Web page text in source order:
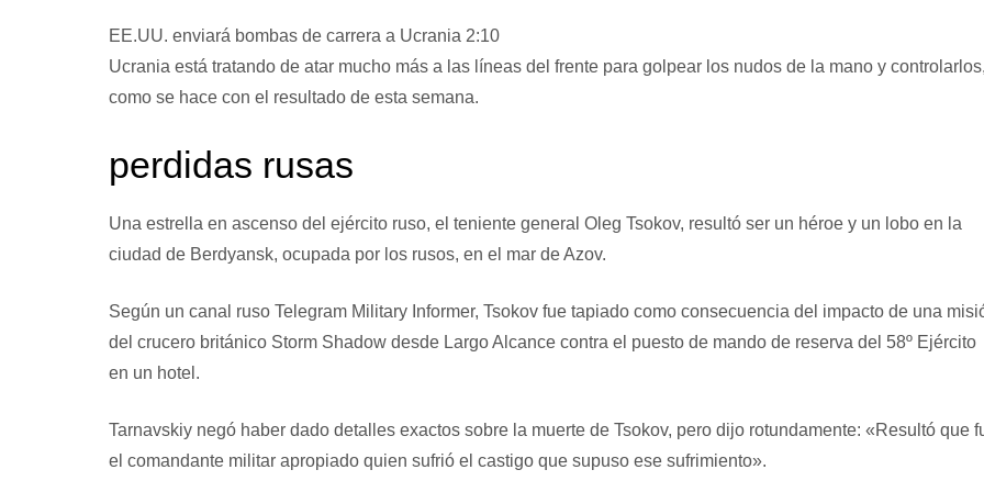
EE.UU. enviará bombas de carrera a Ucrania 2:10
Ucrania está tratando de atar mucho más a las líneas del frente para golpear los nudos de la mano y controlarlos,
como se hace con el resultado de esta semana.
perdidas rusas
Una estrella en ascenso del ejército ruso, el teniente general Oleg Tsokov, resultó ser un héroe y un lobo en la
ciudad de Berdyansk, ocupada por los rusos, en el mar de Azov.
Según un canal ruso Telegram Military Informer, Tsokov fue tapiado como consecuencia del impacto de una
del crucero británico Storm Shadow desde Largo Alcance contra el puesto de mando de reserva del 58º Ejército
en un hotel.
Tarnavskiy negó haber dado detalles exactos sobre la muerte de Tsokov, pero dijo rotundamente: «Resultó que
el comandante militar apropiado quien sufrió el castigo que supuso ese sufrimiento».